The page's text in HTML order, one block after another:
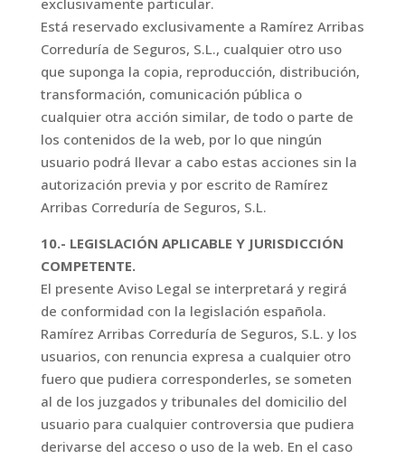
exclusivamente particular.
Está reservado exclusivamente a Ramírez Arribas
Correduría de Seguros, S.L., cualquier otro uso
que suponga la copia, reproducción, distribución,
transformación, comunicación pública o
cualquier otra acción similar, de todo o parte de
los contenidos de la web, por lo que ningún
usuario podrá llevar a cabo estas acciones sin la
autorización previa y por escrito de Ramírez
Arribas Correduría de Seguros, S.L.
10.- LEGISLACIÓN APLICABLE Y JURISDICCIÓN
COMPETENTE.
El presente Aviso Legal se interpretará y regirá
de conformidad con la legislación española.
Ramírez Arribas Correduría de Seguros, S.L. y los
usuarios, con renuncia expresa a cualquier otro
fuero que pudiera corresponderles, se someten
al de los juzgados y tribunales del domicilio del
usuario para cualquier controversia que pudiera
derivarse del acceso o uso de la web. En el caso